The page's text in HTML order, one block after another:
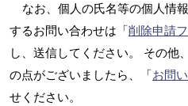
なお、個人の氏名等の個人情
するお問い合わせは「削除申請
し、送信してください。 その他
の点がございましたら、「お問
せください。